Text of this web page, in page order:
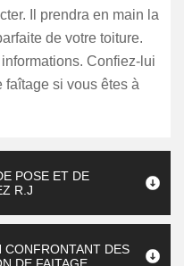
Il prendra en main la
de votre toiture.
Confiez-lui
faîtage si vous êtes à
POSE ET DE
R.J
CONFRONTANT DES